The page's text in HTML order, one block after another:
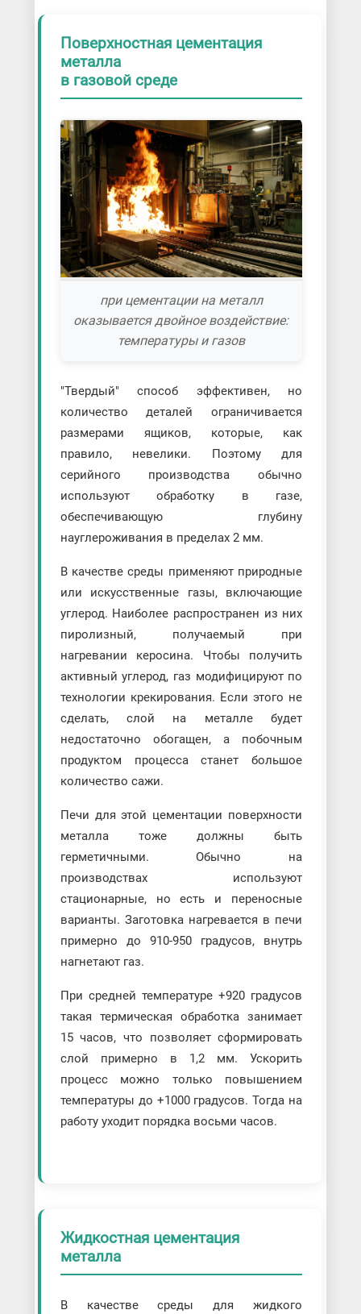
Поверхностная цементация
металла
в газовой среде
при цементации на металл
оказывается двойное воздействие:
температуры и газов
"Твердый" способ эффективен, но
количество деталей ограничивается
размерами ящиков, которые, как
правило, невелики. Поэтому для
серийного производства обычно
используют обработку в газе,
обеспечивающую глубину
науглероживания в пределах 2 мм.
В качестве среды применяют природные
или искусственные газы, включающие
углерод. Наиболее распространен из них
пиролизный, получаемый при
нагревании керосина. Чтобы получить
активный углерод, газ модифицируют по
технологии крекирования. Если этого не
сделать, слой на металле будет
недостаточно обогащен, а побочным
продуктом процесса станет большое
количество сажи.
Печи для этой цементации поверхности
металла тоже должны быть
герметичными. Обычно на
производствах используют
стационарные, но есть и переносные
варианты. Заготовка нагревается в печи
примерно до 910-950 градусов, внутрь
нагнетают газ.
При средней температуре +920 градусов
такая термическая обработка занимает
15 часов, что позволяет сформировать
слой примерно в 1,2 мм. Ускорить
процесс можно только повышением
температуры до +1000 градусов. Тогда на
работу уходит порядка восьми часов.
Жидкостная цементация
металла
В качестве среды для жидкого